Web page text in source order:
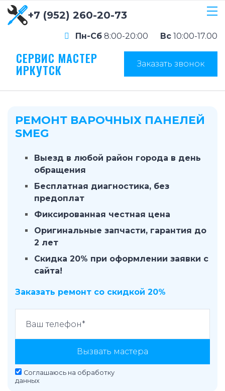
+7 (952) 260-20-73
Пн-Сб 8:00-20:00 Вс 10:00-17.00
СЕРВИС МАСТЕР
ИРКУТСК Заказать звонок
РЕМОНТ ВАРОЧНЫХ ПАНЕЛЕЙ
SMEG
Выезд в любой район города в день
обращения
Бесплатная диагностика, без
предоплат
Фиксированная честная цена
Оригинальные запчасти, гарантия до
2 лет
Скидка 20% при оформлении заявки с
сайта!
Заказать ремонт со скидкой 20%
Вызвать мастера
Соглашаюсь на обработку
данных